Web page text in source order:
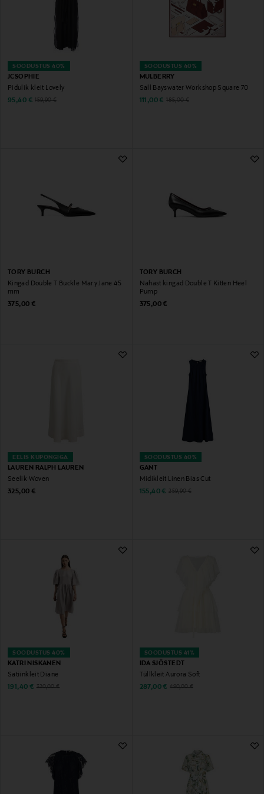
SOODUSTUS 40%
JCSOPHIE
Pidulik kleit Lovely
Discounted Price
95,40 € Original Price
159,90 €
SOODUSTUS 40%
MULBERRY
Sall Bayswater Workshop Square 70
Discounted Price
111,00 € Original Price
185,00 €
TORY BURCH
Kingad Double T Buckle Mary Jane 45
mm
Original Price
375,00 €
TORY BURCH
Nahast kingad Double T Kitten Heel
Pump
Original Price
375,00 €
EELIS KUPONGIGA
LAUREN RALPH LAUREN
Seelik Woven
Original Price
325,00 €
SOODUSTUS 40%
GANT
Midikleit Linen Bias Cut
Discounted Price
155,40 € Original Price
259,90 €
SOODUSTUS 40%
KATRI NISKANEN
Satiinkleit Diane
Discounted Price
191,40 € Original Price
320,00 €
SOODUSTUS 41%
IDA SJÖSTEDT
Tüllkleit Aurora Soft
Discounted Price
287,00 € Original Price
490,00 €